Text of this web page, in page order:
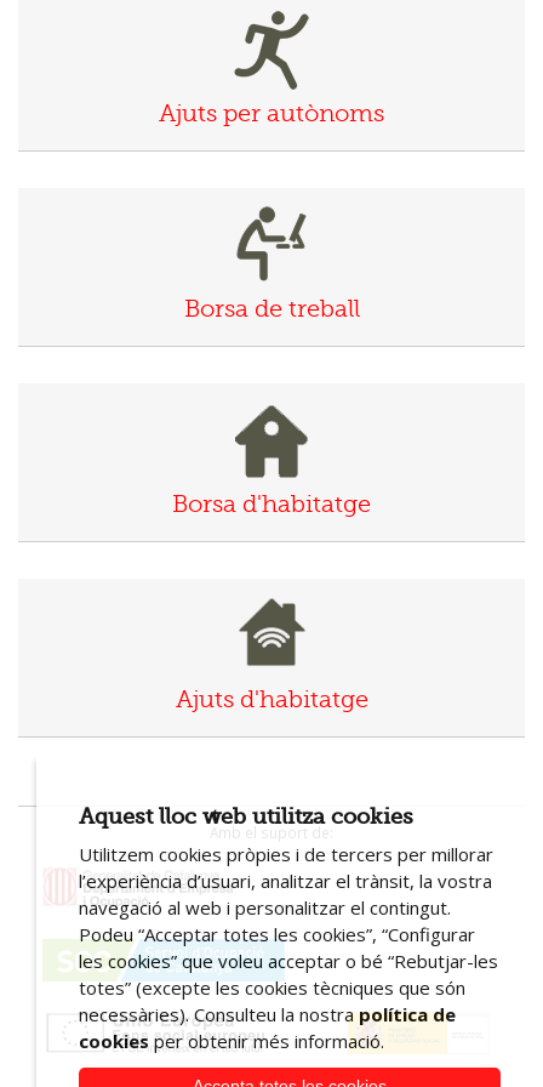
Ajuts per autònoms
Borsa de treball
Borsa d'habitatge
Ajuts d'habitatge
Amb el suport de:
Aquest lloc web utilitza cookies
Utilitzem cookies pròpies i de tercers per millorar
l’experiència d’usuari, analitzar el trànsit, la vostra
navegació al web i personalitzar el contingut.
Podeu “Acceptar totes les cookies”, “Configurar
les cookies” que voleu acceptar o bé “Rebutjar-les
totes” (excepte les cookies tècniques que són
necessàries). Consulteu la nostrapolítica de
cookies per obtenir més informació.